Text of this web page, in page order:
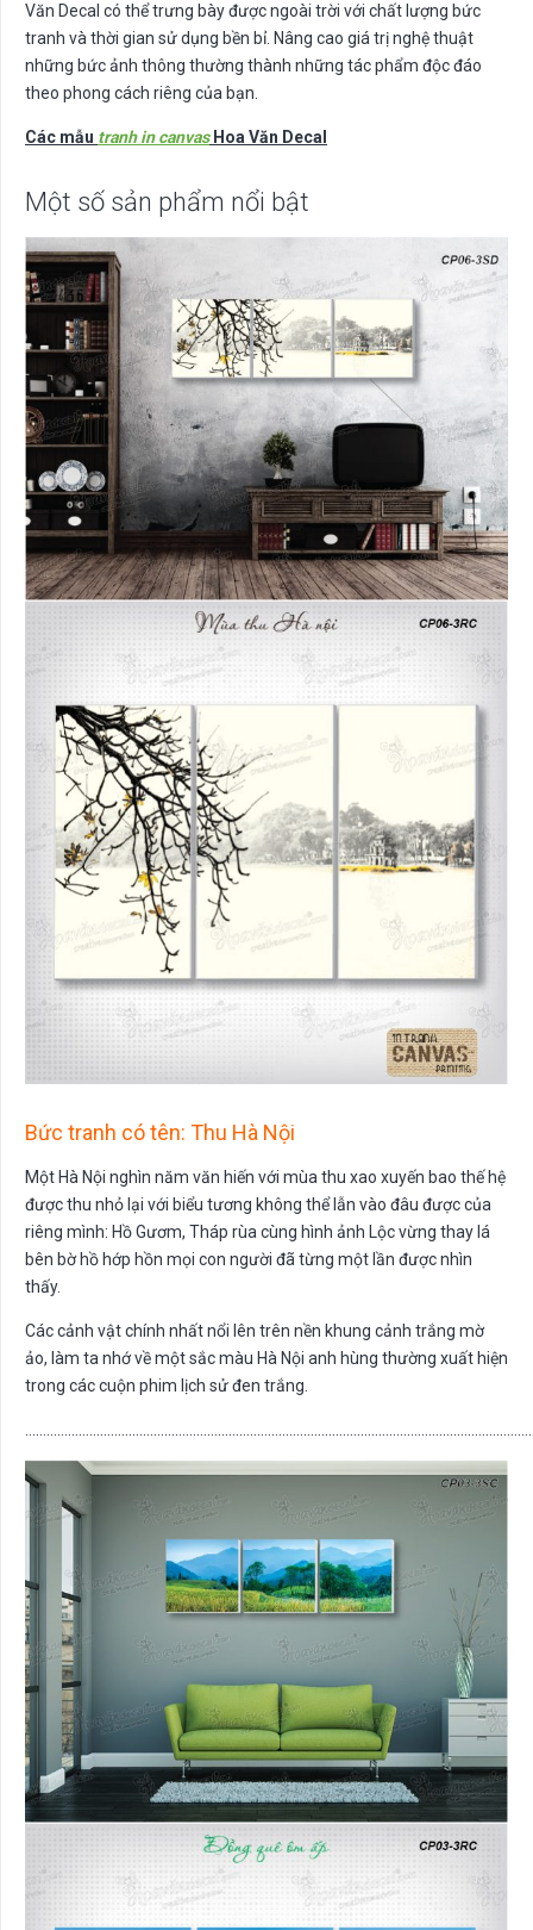
Văn Decal có thể trưng bày được ngoài trời với chất lượng bức
tranh và thời gian sử dụng bền bỉ. Nâng cao giá trị nghệ thuật
những bức ảnh thông thường thành những tác phẩm độc đáo
theo phong cách riêng của bạn.
Các mẫu tranh in canvasHoa Văn Decal
Một số sản phẩm nổi bật
Bức tranh có tên: Thu Hà Nội
Một Hà Nội nghìn năm văn hiến với mùa thu xao xuyến bao thế hệ
được thu nhỏ lại với biểu tương không thể lẫn vào đâu được của
riêng mình: Hồ Gươm, Tháp rùa cùng hình ảnh Lộc vừng thay lá
bên bờ hồ hớp hồn mọi con người đã từng một lần được nhìn
thấy.
Các cảnh vật chính nhất nổi lên trên nền khung cảnh trắng mờ
ảo, làm ta nhớ về một sắc màu Hà Nội anh hùng thường xuất hiện
trong các cuộn phim lịch sử đen trắng.